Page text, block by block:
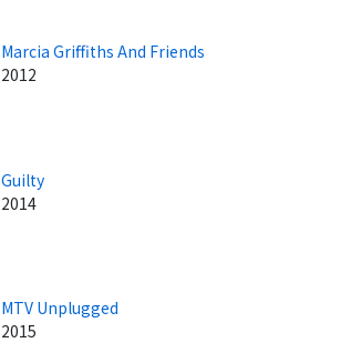
Marcia Griffiths And Friends
2012
Guilty
2014
MTV Unplugged
2015